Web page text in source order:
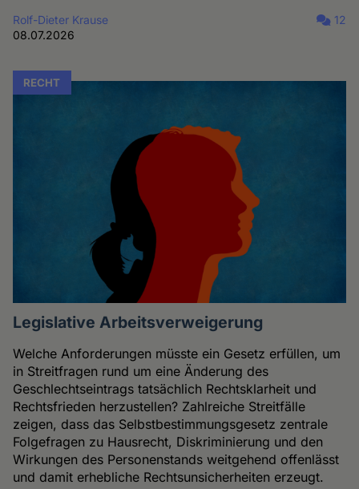
Rolf-Dieter Krause
08.07.2026
12
RECHT
Legislative Arbeitsverweigerung
Welche Anforderungen müsste ein Gesetz erfüllen, um
in Streitfragen rund um eine Änderung des
Geschlechtseintrags tatsächlich Rechtsklarheit und
Rechtsfrieden herzustellen? Zahlreiche Streitfälle
zeigen, dass das Selbstbestimmungsgesetz zentrale
Folgefragen zu Hausrecht, Diskriminierung und den
Wirkungen des Personenstands weitgehend offenlässt
und damit erhebliche Rechtsunsicherheiten erzeugt.